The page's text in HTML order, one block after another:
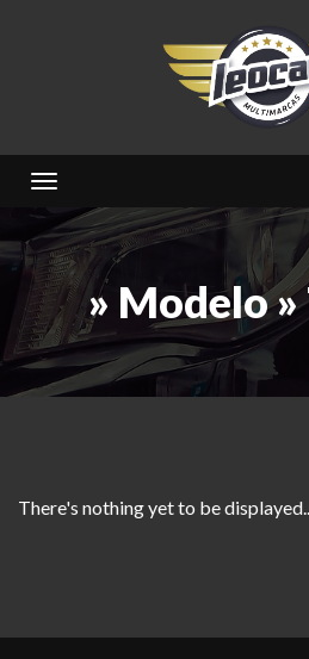
Toggle navigation
» Modelo »
There's nothing yet to be